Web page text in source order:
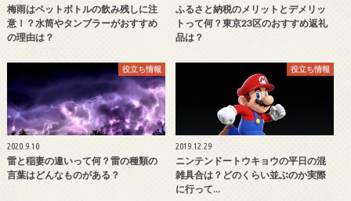
梅雨はペットボトルの飲み残しに注
意！？水筒やタンブラーがおすすめ
の理由は？
ふるさと納税のメリットとデメリッ
トって何？東京23区のおすすめ返礼
品は？
役立ち情報
2020.9.10
雷と稲妻の違いって何？雷の種類の
言葉はどんなものがある？
役立ち情報
2019.12.29
ニンテンドートウキョウの平日の混
雑具合は？どのくらい並ぶのか実際
に行って…